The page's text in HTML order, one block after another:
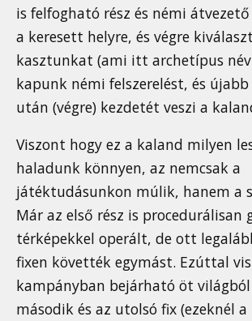
is felfogható rész és némi
a keresett helyre, és végre
kasztunkat (ami itt archetípus
kapunk némi felszerelést, és
után (végre) kezdetét veszi a
Viszont hogy ez a kaland milyen
haladunk könnyen, az nemcsak a
játéktudásunkon múlik, hanem a
Már az első rész is procedurálisan
térképekkel operált, de ott
fixen követték egymást. Ezúttal
kampányban bejárható öt világból
második és az utolsó fix (ezeknél